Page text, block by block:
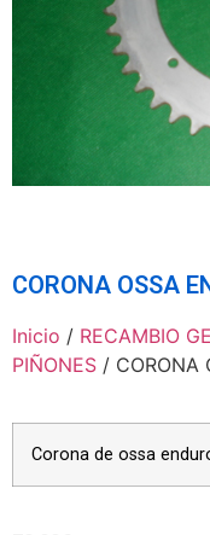
CORONA OSSA
Inicio / RECAMBIO
PIÑONES / CORONA
Corona de ossa